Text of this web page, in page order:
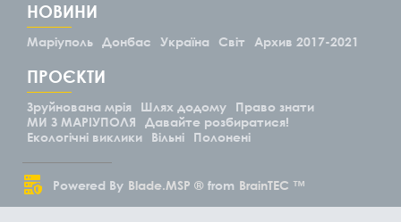
НОВИНИ
Маріуполь Донбас Україна Світ Архив 2017-2021
ПРОЄКТИ
Зруйнована мрія Шлях додому
Право знати
МИ З МАРІУПОЛЯ
Давайте розбиратися!
Екологічні виклики
Вільні Полонені
Powered By Blade.MSP ® from BrainTEC ™